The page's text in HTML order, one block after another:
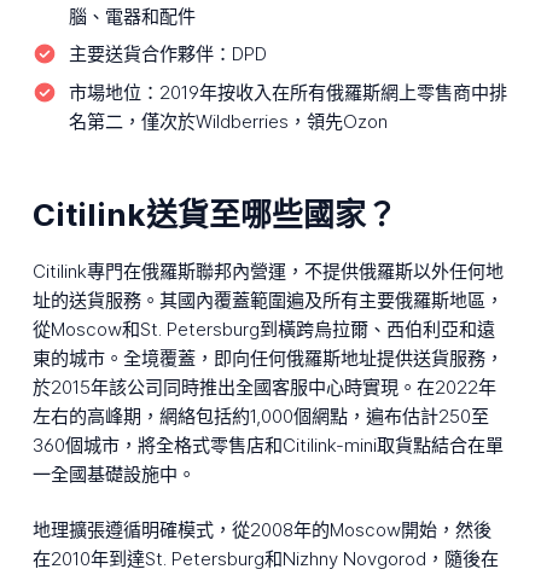
腦、電器和配件
主要送貨合作夥伴： DPD
市場地位： 2019年按收入在所有俄羅斯網上零售商中排
名第二，僅次於Wildberries，領先Ozon
Citilink送貨至哪些國家？
Citilink專門在俄羅斯聯邦內營運，不提供俄羅斯以外任何地
址的送貨服務。其國內覆蓋範圍遍及所有主要俄羅斯地區，
從Moscow和St. Petersburg到橫跨烏拉爾、西伯利亞和遠
東的城市。全境覆蓋，即向任何俄羅斯地址提供送貨服務，
於2015年該公司同時推出全國客服中心時實現。在2022年
左右的高峰期，網絡包括約1,000個網點，遍布估計250至
360個城市，將全格式零售店和Citilink-mini取貨點結合在單
一全國基礎設施中。
地理擴張遵循明確模式，從2008年的Moscow開始，然後
在2010年到達St. Petersburg和Nizhny Novgorod，隨後在